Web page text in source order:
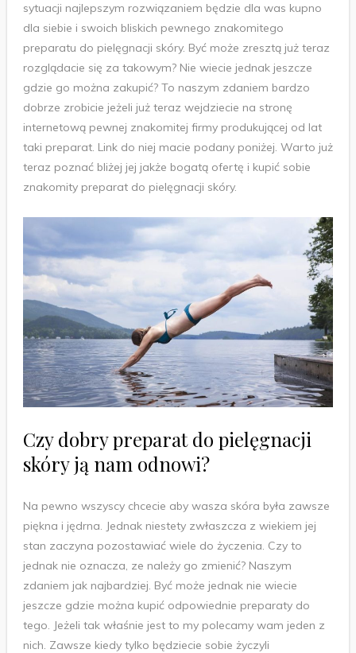
sytuacji najlepszym rozwiązaniem będzie dla was kupno
dla siebie i swoich bliskich pewnego znakomitego
preparatu do pielęgnacji skóry. Być może zresztą już teraz
rozglądacie się za takowym? Nie wiecie jednak jeszcze
gdzie go można zakupić? To naszym zdaniem bardzo
dobrze zrobicie jeżeli już teraz wejdziecie na stronę
internetową pewnej znakomitej firmy produkującej od lat
taki preparat. Link do niej macie podany poniżej. Warto już
teraz poznać bliżej jej jakże bogatą ofertę i kupić sobie
znakomity preparat do pielęgnacji skóry.
Czy dobry preparat do pielęgnacji
skóry ją nam odnowi?
Na pewno wszyscy chcecie aby wasza skóra była zawsze
piękna i jędrna. Jednak niestety zwłaszcza z wiekiem jej
stan zaczyna pozostawiać wiele do życzenia. Czy to
jednak nie oznacza, ze należy go zmienić? Naszym
zdaniem jak najbardziej. Być może jednak nie wiecie
jeszcze gdzie można kupić odpowiednie preparaty do
tego. Jeżeli tak właśnie jest to my polecamy wam jeden z
nich. Zawsze kiedy tylko będziecie sobie życzyli